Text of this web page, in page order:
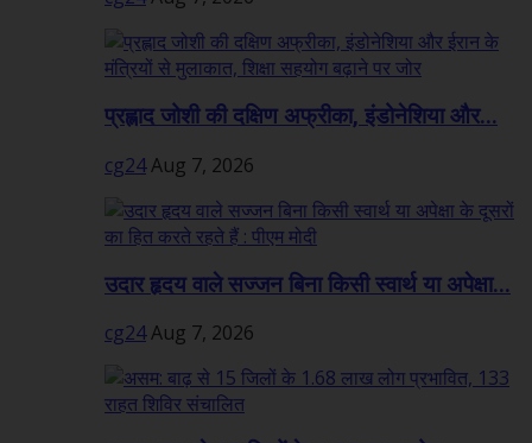
प्रह्लाद जोशी की दक्षिण अफ्रीका, इंडोनेशिया और...
cg24Aug 7, 2026
उदार हृदय वाले सज्जन बिना किसी स्वार्थ या अपेक्षा...
cg24Aug 7, 2026